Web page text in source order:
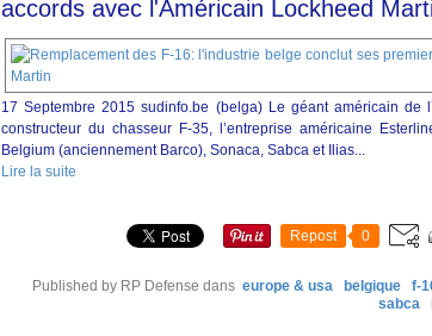
accords avec l'Américain Lockheed
17 Septembre 2015 sudinfo.be (belga) Le géant américain de
constructeur du chasseur F-35, l’entreprise américaine
Belgium (anciennement Barco), Sonaca, Sabca et Ilias...
Lire la suite
Repost 0
Published by RP Defense dans europe & usa belgique f-
sabca